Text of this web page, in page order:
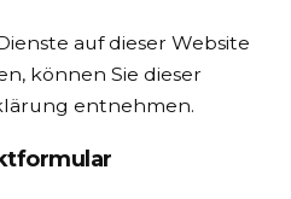
auf dieser Website
können Sie dieser
entnehmen.